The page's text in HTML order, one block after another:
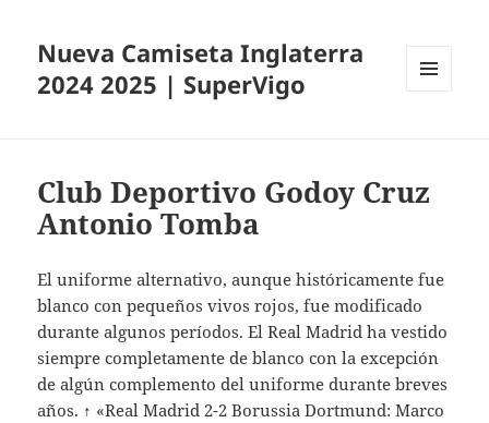
Nueva Camiseta Inglaterra
2024 2025 | SuperVigo
Club Deportivo Godoy Cruz
Antonio Tomba
El uniforme alternativo, aunque históricamente fue
blanco con pequeños vivos rojos, fue modificado
durante algunos períodos. El Real Madrid ha vestido
siempre completamente de blanco con la excepción
de algún complemento del uniforme durante breves
años. ↑ «Real Madrid 2-2 Borussia Dortmund: Marco